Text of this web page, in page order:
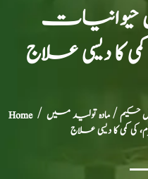
حیوانیات
کا دیسی علاج
Home/ حکیم/ مادہ تولید میں
کمی کا دیسی علاج